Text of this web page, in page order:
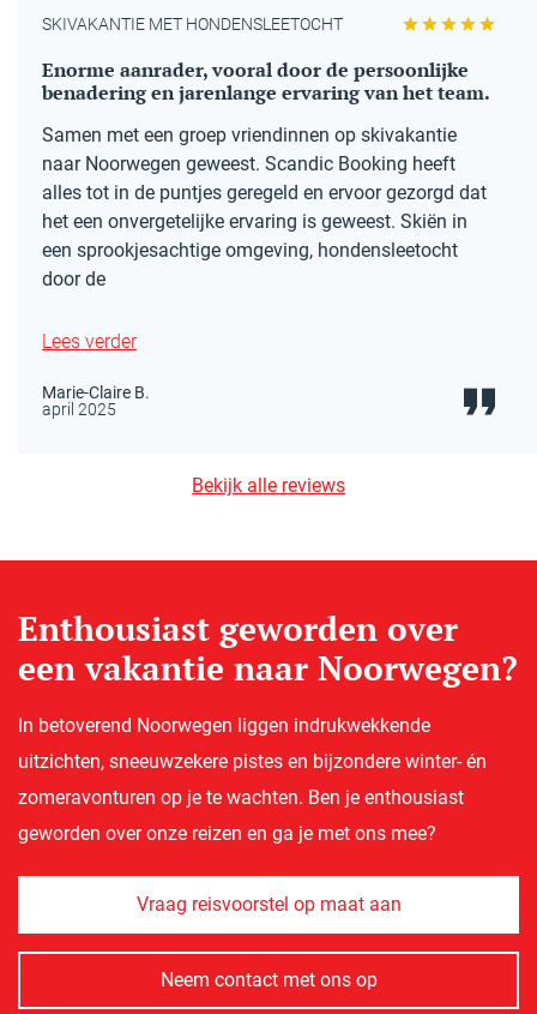
SKIVAKANTIE MET HONDENSLEETOCHT
Enorme aanrader, vooral door de persoonlijke
benadering en jarenlange ervaring van het team.
Samen met een groep vriendinnen op skivakantie
naar Noorwegen geweest. Scandic Booking heeft
alles tot in de puntjes geregeld en ervoor gezorgd dat
het een onvergetelijke ervaring is geweest. Skiën in
een sprookjesachtige omgeving, hondensleetocht
door de
Lees verder
Marie-Claire B.
april 2025
Bekijk alle reviews
Enthousiast geworden over
een vakantie naar Noorwegen?
In betoverend Noorwegen liggen indrukwekkende
uitzichten, sneeuwzekere pistes en bijzondere winter- én
zomeravonturen op je te wachten. Ben je enthousiast
geworden over onze reizen en ga je met ons mee?
Vraag reisvoorstel op maat aan
Neem contact met ons op